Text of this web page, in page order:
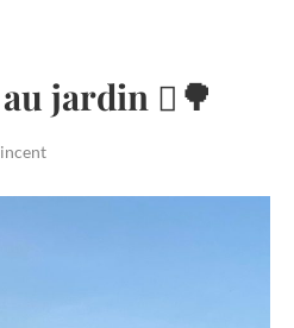
jardin 🪏🌳